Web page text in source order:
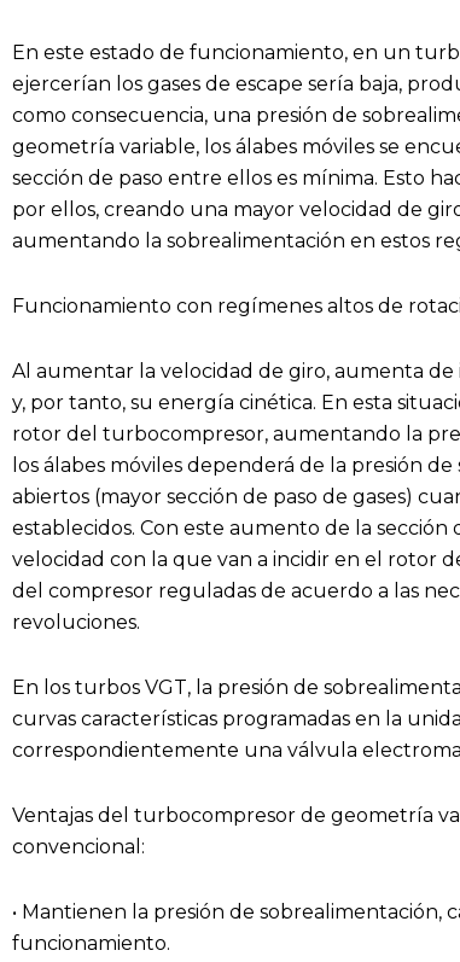
En este estado de funcionamiento, en un
ejercerían los gases de escape sería baja,
como consecuencia, una presión de
geometría variable, los álabes móviles se
sección de paso entre ellos es mínima. Esto
por ellos, creando una mayor velocidad de
aumentando la sobrealimentación en estos
Funcionamiento con regímenes altos de
Al aumentar la velocidad de giro, aumenta de
y, por tanto, su energía cinética. En esta
rotor del turbocompresor, aumentando la
los álabes móviles dependerá de la presión
abiertos (mayor sección de paso de gases)
establecidos. Con este aumento de la sección
velocidad con la que van a incidir en el rotor
del compresor reguladas de acuerdo a las
revoluciones.
En los turbos VGT, la presión de
curvas características programadas en la
correspondientemente una válvula
Ventajas del turbocompresor de geometría
convencional:
• Mantienen la presión de sobrealimentación,
funcionamiento.